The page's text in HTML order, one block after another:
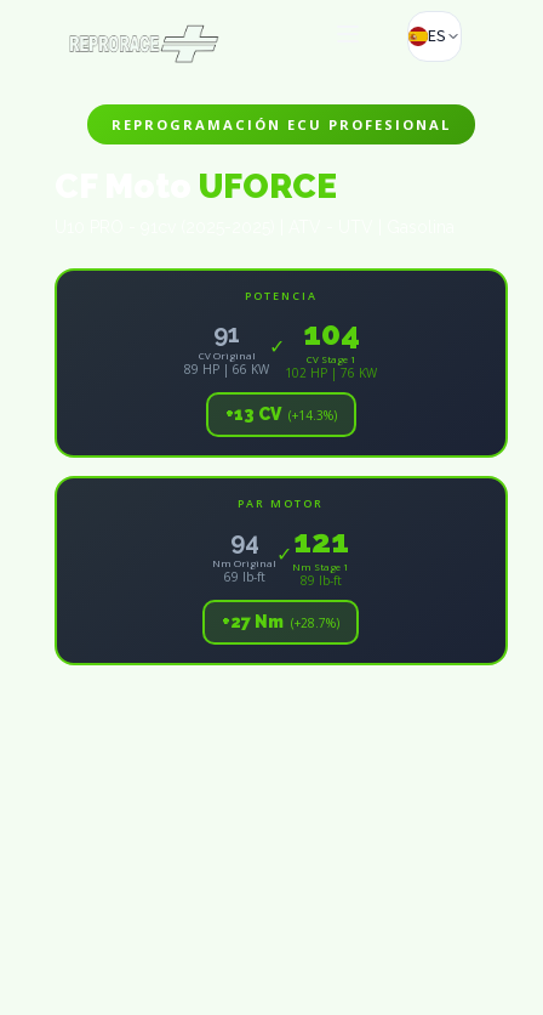
ES
REPROGRAMACIÓN ECU PROFESIONAL
UFORCE
POTENCIA
91
CV Original
89 HP | 66 KW
✓ 104
CV Stage 1
102 HP | 76 KW
+13 CV (+14.3%)
PAR MOTOR
94
Nm Original
69 lb-ft
✓ 121
Nm Stage 1
89 lb-ft
+27 Nm (+28.7%)